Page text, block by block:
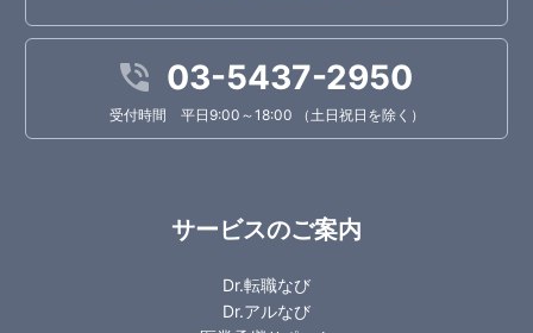
03-5437-2950
受付時間 平日9:00～18:00 （土日祝日を除く）
サービスのご案内
Dr.転職なび
Dr.アルなび